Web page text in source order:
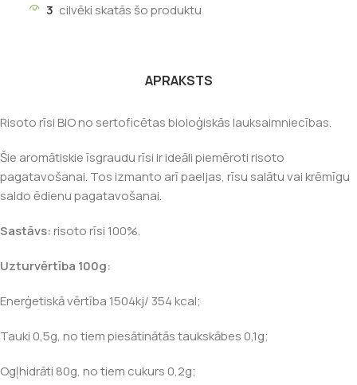
3 cilvēki skatās šo produktu
APRAKSTS
Risoto rīsi BIO no sertoficētas bioloģiskās lauksaimniecības.
Šie aromātiskie īsgraudu rīsi ir ideāli piemēroti risoto
pagatavošanai. Tos izmanto arī paeljas, rīsu salātu vai krēmīgu
saldo ēdienu pagatavošanai.
Sastāvs:risoto rīsi 100%.
Uzturvērtība 100g:
Enerģetiskā vērtība 1504kj/ 354 kcal;
Tauki 0,5g, no tiem piesātinātās taukskābes 0,1g;
Ogļhidrāti 80g, no tiem cukurs 0,2g;